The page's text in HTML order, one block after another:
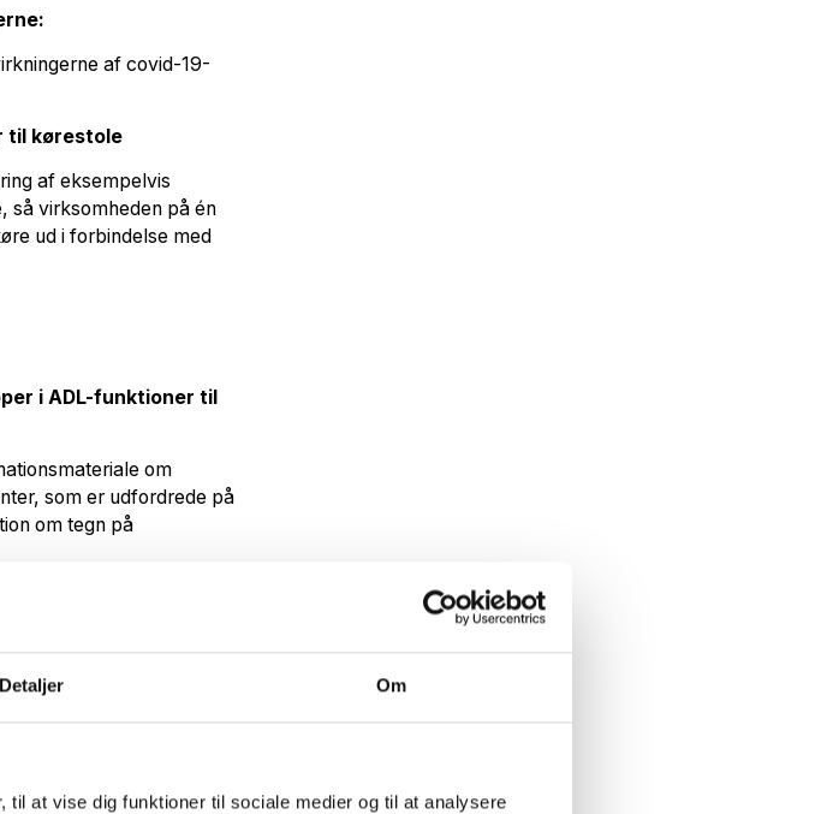
Detaljer Om
at vise dig funktioner til sociale medier og til at analysere
af covid-19-
til kørestole
af eksempelvis
så virksomheden på én
ud i forbindelse med
i ADL-funktioner til
om
som er udfordrede på
om tegn på
at imødekomme den
kommuner lige nu låne
Begrænset antal.